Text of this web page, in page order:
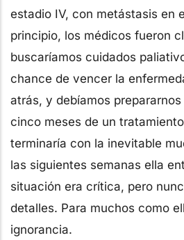
estadio IV, con metástasis en
principio, los médicos fueron
buscaríamos cuidados
chance de vencer la
atrás, y debíamos
cinco meses de un
terminaría con la inevitable
las siguientes semanas ella
situación era crítica, pero
detalles. Para muchos como
ignorancia.